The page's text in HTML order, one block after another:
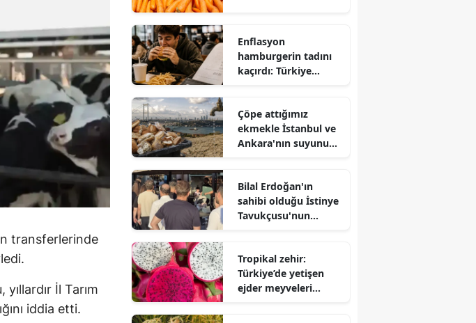
transferlerinde
İl Tarım
iddia etti.
Enflasyon
hamburgerin tadını
kaçırdı: Türkiye
Çöpe attığımız
ekmekle İstanbul ve
Ankara'nın suyunu
Bilal Erdoğan'ın
sahibi olduğu İstinye
Tavukçusu'nun
Tropikal zehir:
Türkiye’de yetişen
ejder meyveleri